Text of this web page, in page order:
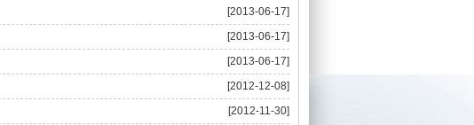
[2013-06-17]
[2013-06-17]
[2013-06-17]
[2012-12-08]
[2012-11-30]